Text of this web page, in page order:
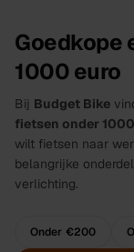
Goedkope
1000 euro
Bij Budget Bike
fietsen onder
wilt fietsen naar
belangrijke
verlichting.
Onder €200